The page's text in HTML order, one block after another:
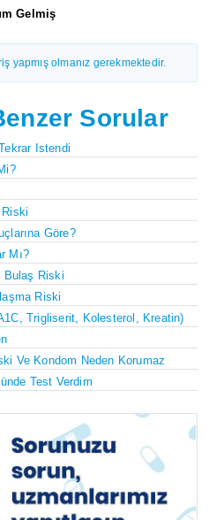
Gelmiş
yapmış olmanız gerekmektedir.
Sorular
Istendi
Riski
Göre?
Mı?
Bulaş Riski
Riski
Trigliserit, Kolesterol, Kreatin)
Ve Kondom Neden Korumaz
Test Verdim